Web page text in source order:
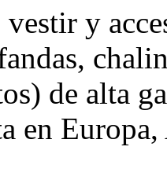
vestir y
de alta
en